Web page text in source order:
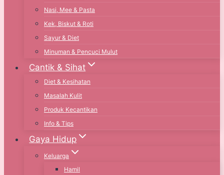
Nasi, Mee & Pasta
Kek, Biskut & Roti
Sayur & Diet
Minuman & Pencuci Mulut
Cantik & Sihat
Diet & Kesihatan
Masalah Kulit
Produk Kecantikan
Info & Tips
Gaya Hidup
Keluarga
Hamil